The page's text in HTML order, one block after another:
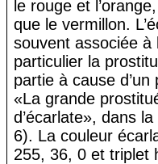
le rouge et
que le vermillon.
souvent associée à
particulier la
partie à cause
«La grande
d’écarlate», dans
6). La couleur
255, 36, 0 et triplet